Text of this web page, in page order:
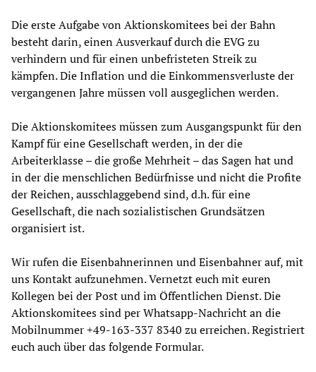
Die erste Aufgabe von Aktionskomitees bei der Bahn
besteht darin, einen Ausverkauf durch die EVG zu
verhindern und für einen unbefristeten Streik zu
kämpfen. Die Inflation und die Einkommensverluste der
vergangenen Jahre müssen voll ausgeglichen werden.
Die Aktionskomitees müssen zum Ausgangspunkt für den
Kampf für eine Gesellschaft werden, in der die
Arbeiterklasse – die große Mehrheit – das Sagen hat und
in der die menschlichen Bedürfnisse und nicht die Profite
der Reichen, ausschlaggebend sind, d.h. für eine
Gesellschaft, die nach sozialistischen Grundsätzen
organisiert ist.
Wir rufen die Eisenbahnerinnen und Eisenbahner auf, mit
uns Kontakt aufzunehmen. Vernetzt euch mit euren
Kollegen bei der Post und im Öffentlichen Dienst. Die
Aktionskomitees sind per Whatsapp-Nachricht an die
Mobilnummer +49-163-337 8340 zu erreichen. Registriert
euch auch über das folgende Formular.